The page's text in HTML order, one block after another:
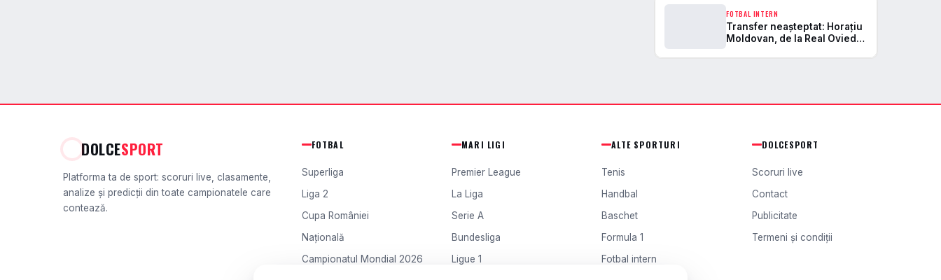
FOTBAL INTERN
Transfer neașteptat: Horațiu
Moldovan, de la Real Oviedo
DOLCESPORT
Platforma ta de sport: scoruri live, clasamente,
analize și predicții din toate campionatele care
contează.
FOTBAL
Superliga
Liga 2
Cupa României
Națională
Campionatul Mondial 2026
MARI LIGI
Premier League
La Liga
Serie A
Bundesliga
Ligue 1
ALTE SPORTURI
Tenis
Handbal
Baschet
Formula 1
Fotbal intern
DOLCESPORT
Scoruri live
Contact
Publicitate
Termeni și condiții